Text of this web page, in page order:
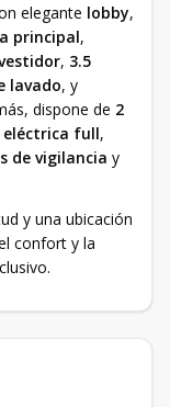
elegante lobby,
principal,
, 3.5
lavado, y
dispone de 2
full,
de vigilancia y
y una ubicación
confort y la